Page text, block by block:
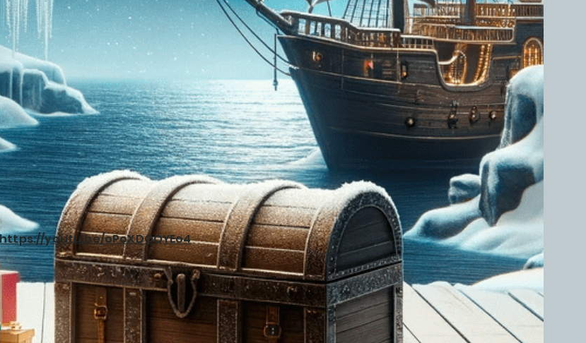
https://youtu.be/oPoXDOQYEo4